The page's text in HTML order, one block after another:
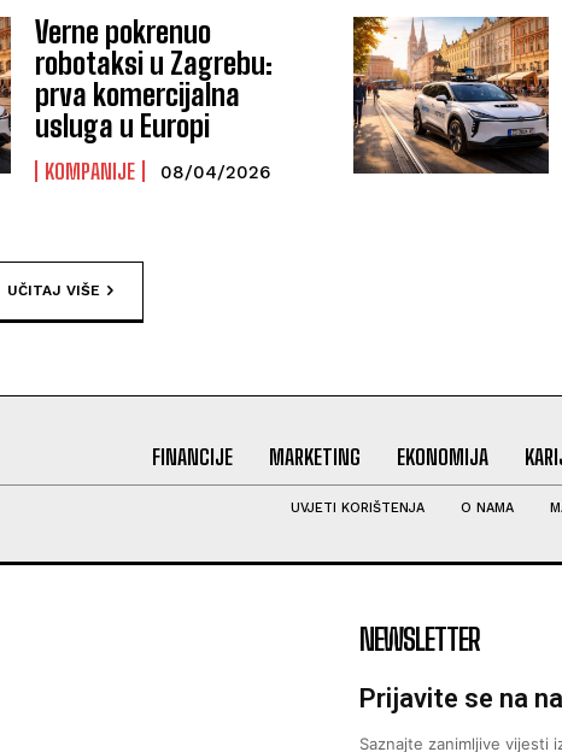
Verne pokrenuo
robotaksi u Zagrebu:
prva komercijalna
usluga u Europi
KOMPANIJE 08/04/2026
UČITAJ VIŠE
FINANCIJE MARKETING EKONOMIJA
UVJETI KORIŠTENJA O NAMA
NEWSLETTER
Prijavite se na
Saznajte zanimljive vijesti